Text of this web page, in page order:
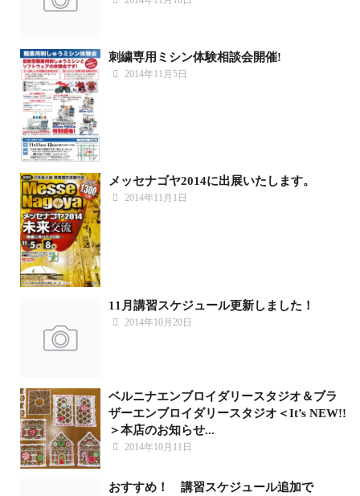
刺繍専用ミシン体験相談会開催!
2014年11月5日
メッセナゴヤ2014に出展いたします。
2014年11月1日
11月講習スケジュール更新しました！
2014年10月20日
ベルニナエンブロイダリースタジオ＆ブラ
ザーエンブロイダリースタジオ＜It’s NEW!!
＞本店のお知らせ...
2014年10月11日
おすすめ！ 講習スケジュール追加で